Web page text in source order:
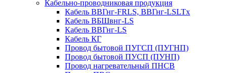
Кабельно-проводниковая продукция
Кабель ВВГнг-FRLS, ВВГнг-LSLTx
Кабель ВБШвнг-LS
Кабель ВВГнг-LS
Кабель КГ
Провод бытовой ПУГСП (ПУГНП)
Провод бытовой ПУСП (ПУНП)
Провод нагревательный ПНСВ